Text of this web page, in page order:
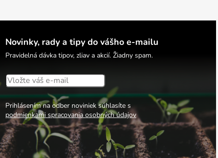
Novinky, rady a tipy do vášho e-mailu
Pravidelná dávka tipov, zliav a akcií. Žiadny spam.
Prihlásením na odber noviniek súhlasíte s
podmienkami spracovania osobných údajov